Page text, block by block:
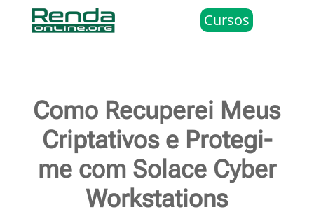
Cursos
Como Recuperei Meus
Criptativos e Protegi-
me com Solace Cyber
Workstations